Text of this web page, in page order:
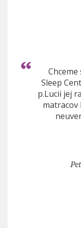
Sleep
p.Lucii jej
matracov